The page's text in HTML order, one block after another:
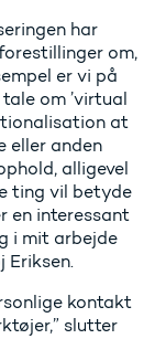
har
om,
er vi på
om ’virtual
at
eller anden
alligevel
ting vil betyde
en interessant
i mit arbejde
Eriksen.
kontakt
slutter